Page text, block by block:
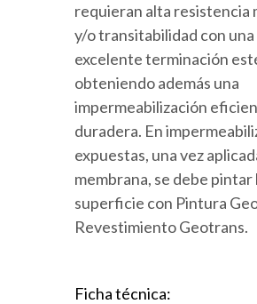
requieran alta resistencia
y/o transitabilidad con una
excelente terminación
obteniendo además una
impermeabilización
duradera. En
expuestas, una vez
membrana, se debe pintar
superficie con Pintura
Revestimiento Geotrans.
Ficha técnica: